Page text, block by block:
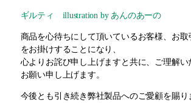
ギルティ illustration by あんのあーの
商品を心待ちにして頂いているお客様、お取
をお掛けすることになり、
心よりお詫び申し上げますと共に、ご理解い
お願い申し上げます。
今後とも引き続き弊社製品へのご愛顧を賜り